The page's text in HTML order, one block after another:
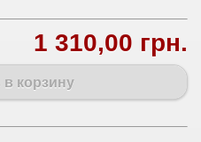
1 310,00 грн.
корзину